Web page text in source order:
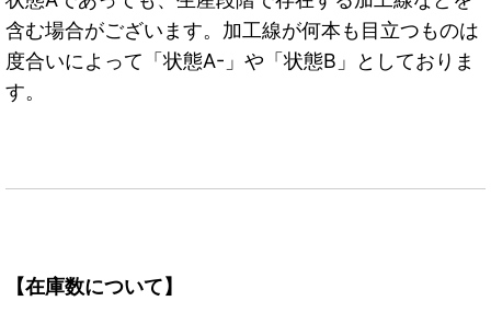
含む場合がございます。加工線が何本も目立つものは
度合いによって「状態A-」や「状態B」としておりま
す。
【在庫数について】